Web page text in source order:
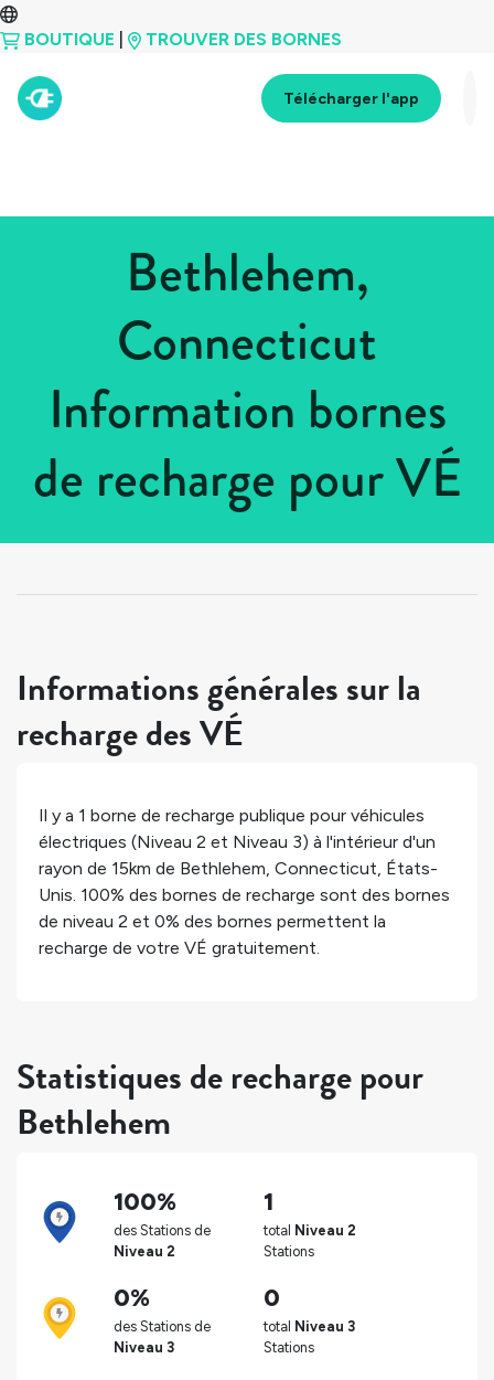
BOUTIQUE TROUVER DES BORNES
Télécharger l'app
Bethlehem,
Connecticut
Information bornes
de recharge pour VÉ
États-Unis > Connecticut
Informations générales sur la
recharge des VÉ
Il y a 1 borne de recharge publique pour véhicules
électriques (Niveau 2 et Niveau 3) à l'intérieur d'un
rayon de 15km de Bethlehem, Connecticut, États-
Unis. 100% des bornes de recharge sont des bornes
de niveau 2 et 0% des bornes permettent la
recharge de votre VÉ gratuitement.
Statistiques de recharge pour
Bethlehem
100%
des Stations de
Niveau 2
1
total Niveau 2
Stations
0%
des Stations de
Niveau 3
0
total Niveau 3
Stations